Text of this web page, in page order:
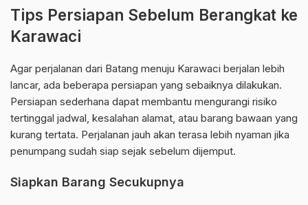
Tips Persiapan Sebelum Berangkat ke
Karawaci
Agar perjalanan dari Batang menuju Karawaci berjalan lebih
lancar, ada beberapa persiapan yang sebaiknya dilakukan.
Persiapan sederhana dapat membantu mengurangi risiko
tertinggal jadwal, kesalahan alamat, atau barang bawaan yang
kurang tertata. Perjalanan jauh akan terasa lebih nyaman jika
penumpang sudah siap sejak sebelum dijemput.
Siapkan Barang Secukupnya